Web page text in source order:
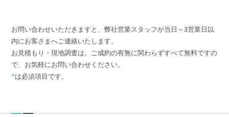
お問い合わせいただきますと、弊社営業スタッフが当日～3営業日以
内にお客さまへご連絡いたします。
お見積もり・現地調査は、ご成約の有無に関わらずすべて無料ですの
で、お気軽にお問い合わせください。
*は必須項目です。